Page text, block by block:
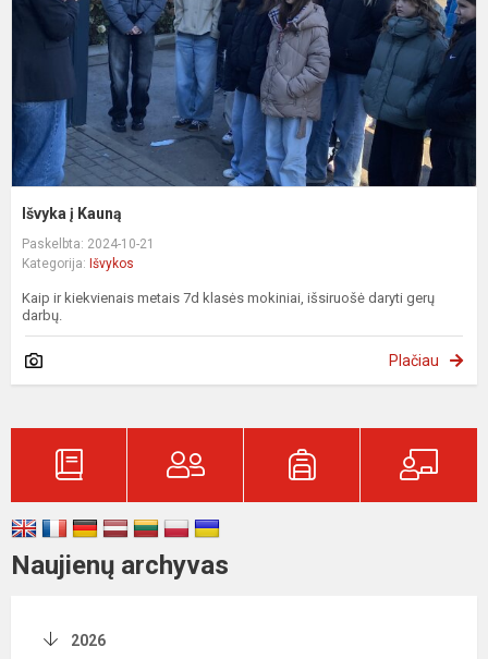
Išvyka į Kauną
Paskelbta: 2024-10-21
Kategorija: Išvykos
Kaip ir kiekvienais metais 7d klasės mokiniai, išsiruošė daryti gerų
darbų.
Plačiau
Naujienų archyvas
2026